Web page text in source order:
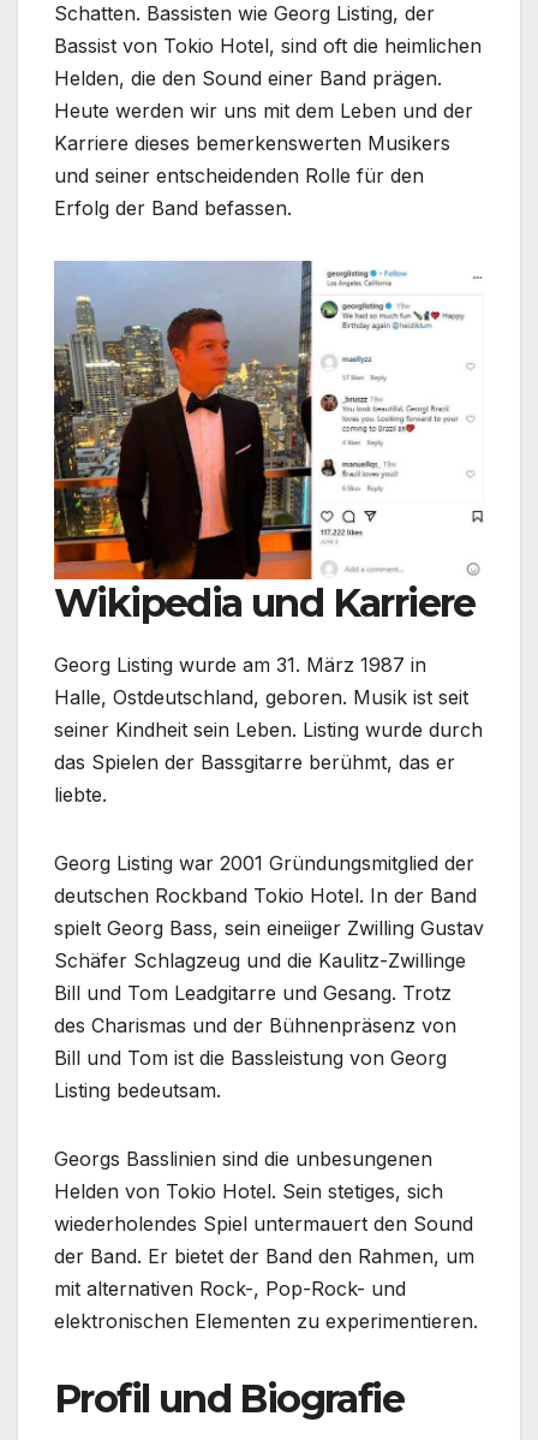
Schatten. Bassisten wie Georg Listing, der
Bassist von Tokio Hotel, sind oft die heimlichen
Helden, die den Sound einer Band prägen.
Heute werden wir uns mit dem Leben und der
Karriere dieses bemerkenswerten Musikers
und seiner entscheidenden Rolle für den
Erfolg der Band befassen.
Wikipedia und Karriere
Georg Listing wurde am 31. März 1987 in
Halle, Ostdeutschland, geboren. Musik ist seit
seiner Kindheit sein Leben. Listing wurde durch
das Spielen der Bassgitarre berühmt, das er
liebte.
Georg Listing war 2001 Gründungsmitglied der
deutschen Rockband Tokio Hotel. In der Band
spielt Georg Bass, sein eineiiger Zwilling Gustav
Schäfer Schlagzeug und die Kaulitz-Zwillinge
Bill und Tom Leadgitarre und Gesang. Trotz
des Charismas und der Bühnenpräsenz von
Bill und Tom ist die Bassleistung von Georg
Listing bedeutsam.
Georgs Basslinien sind die unbesungenen
Helden von Tokio Hotel. Sein stetiges, sich
wiederholendes Spiel untermauert den Sound
der Band. Er bietet der Band den Rahmen, um
mit alternativen Rock-, Pop-Rock- und
elektronischen Elementen zu experimentieren.
Profil und Biografie